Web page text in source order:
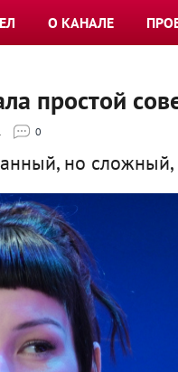
О КАНАЛЕ
простой
0
но сложный,